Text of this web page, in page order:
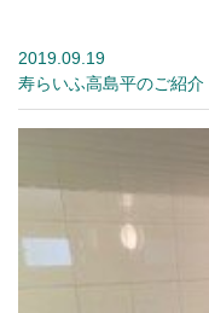
2019.09.19
寿らいふ高島平のご紹介